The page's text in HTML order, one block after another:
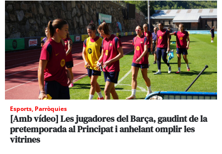
Esports, Parròquies
[Amb vídeo] Les jugadores del Barça, gaudint de la
pretemporada al Principat i anhelant omplir les
vitrines